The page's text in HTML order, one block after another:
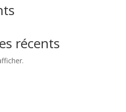
récents